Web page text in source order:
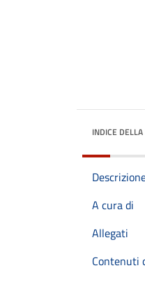
INDICE
A cura di
Allegati
Contenuti